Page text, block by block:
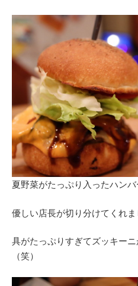
夏野菜がたっぷり入ったハンバ
優しい店長が切り分けてくれ
具がたっぷりすぎてズッキー
（笑）